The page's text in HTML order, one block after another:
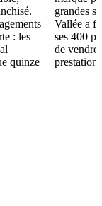
: les
quinze
grandes
Vallée a
ses 400
de vendre